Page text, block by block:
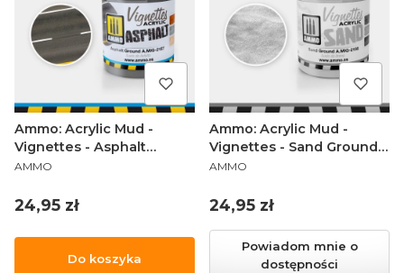
Ammo: Acrylic Mud -
Vignettes - Asphalt
Ground (100 ml)
PRODUCENT
AMMO
Cena
24,95 zł
Do koszyka
Ammo: Acrylic Mud -
Vignettes - Sand Ground
(100 ml)
PRODUCENT
AMMO
Cena
24,95 zł
Powiadom mnie o
dostępności